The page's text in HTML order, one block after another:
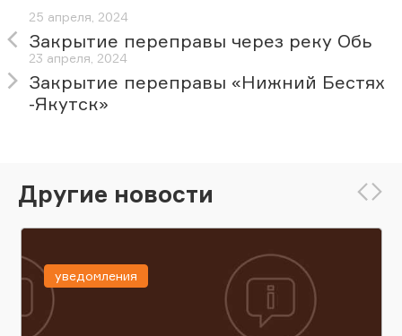
25 апреля, 2024
Закрытие переправы через реку Обь
23 апреля, 2024
Закрытие переправы «Нижний Бестях
-Якутск»
Другие новости
уведомления